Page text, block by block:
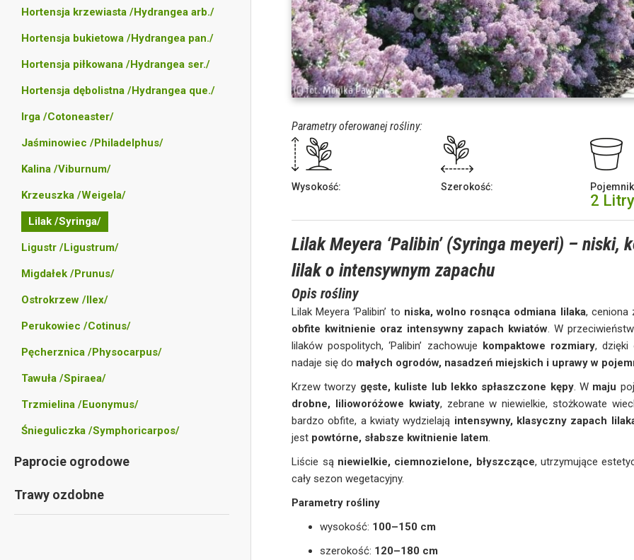
Hortensja krzewiasta /Hydrangea arb./
Hortensja bukietowa /Hydrangea pan./
Hortensja piłkowana /Hydrangea ser./
Hortensja dębolistna /Hydrangea que./
Irga /Cotoneaster/
Jaśminowiec /Philadelphus/
Kalina /Viburnum/
Krzeuszka /Weigela/
Lilak /Syringa/
Ligustr /Ligustrum/
Migdałek /Prunus/
Ostrokrzew /Ilex/
Perukowiec /Cotinus/
Pęcherznica /Physocarpus/
Tawuła /Spiraea/
Trzmielina /Euonymus/
Śnieguliczka /Symphoricarpos/
Paprocie ogrodowe
Trawy ozdobne
Parametry oferowanej rośliny:
Wysokość: Szerokość:
2
Lilak Meyera ‘Palibin’ (Syringa meyeri) – niski,
lilak o intensywnym zapachu
Opis rośliny
Lilak Meyera ‘Palibin’ to niska, wolno rosnąca odmiana lilaka, ceniona
obfite kwitnienie oraz intensywny zapach kwiatów . W
lilaków pospolitych, ‘Palibin’ zachowuje kompaktowe rozmiary, dzięki
nadaje się do małych ogrodów, nasadzeń miejskich i uprawy w
Krzew tworzy gęste, kuliste lub lekko spłaszczone kępy. W maju
drobne, lilioworóżowe kwiaty, zebrane w niewielkie, stożkowate
bardzo obfite, a kwiaty wydzielają intensywny, klasyczny zapach
jest powtórne, słabsze kwitnienie latem
Liście są niewielkie, ciemnozielone, błyszczące, utrzymujące
cały sezon wegetacyjny.
Parametry rośliny
wysokość: 100–150 cm
szerokość: 120–180 cm